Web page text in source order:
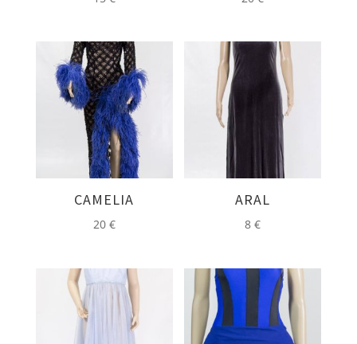
CAMELIA
20 €
ARAL
8€